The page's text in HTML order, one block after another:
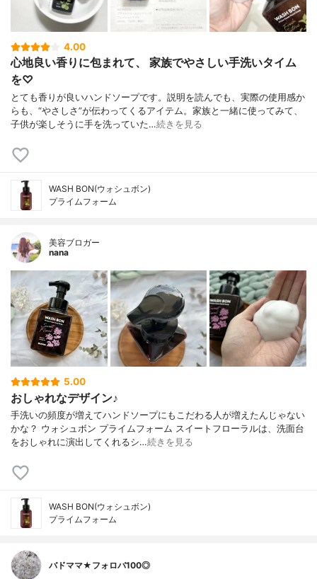
4.00
心地良い香りに包まれて、 家族でやさしい手洗いタイム
を♡
とても香りが良いハンドソープです。説明を読んでも、実際の使用感か
らも、“やさしさ”が伝わってくるアイテム。家族と一緒に使ってみて、
子供が楽しそうに手を洗っていた…続きを見る
WASH BON(ウォシュボン)
プライムフォーム
美容ブロガー
nana
5.00
おしゃれなデザイン♪
手洗いの頻度が増えてハンドソープにもこだわる人が増えたんじゃない
かな？ ウォシュボン プライムフォーム スイートフローラルは、洗面台
をおしゃれに演出してくれるシ…続きを見る
WASH BON(ウォシュボン)
プライムフォーム
バドママ★フォロバ100◎